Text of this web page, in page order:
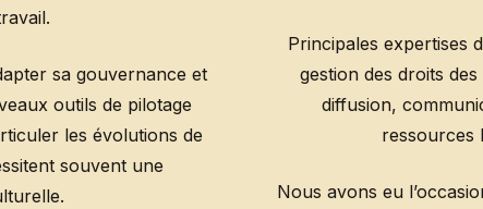
sa gouvernance et
outils de pilotage
les évolutions de
souvent une
Principales expertises
gestion des droits
diffusion,
ressources
Nous avons eu